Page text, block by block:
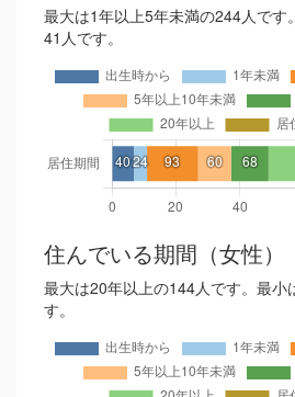
最大は1年以上5年未満の244人です
41人です。
住んでいる期間（女性）
最大は20年以上の144人です。最小
す。